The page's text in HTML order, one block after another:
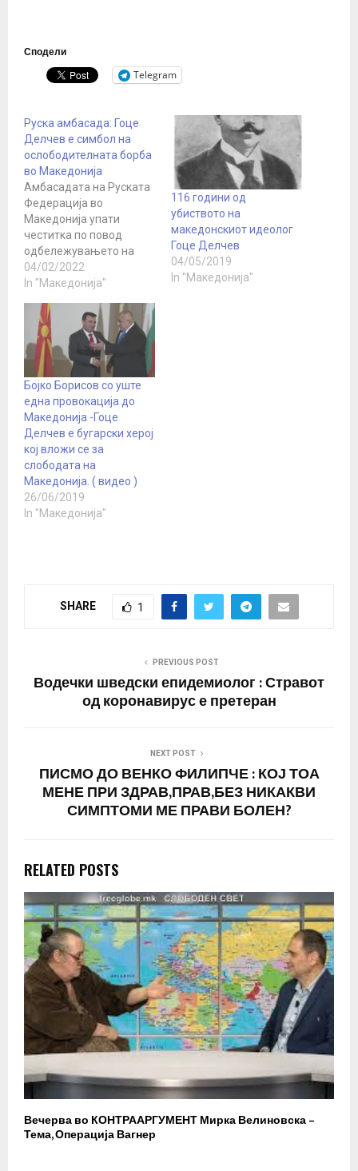
Сподели
Telegram
Руска амбасада: Гоце
Делчев е симбол на
ослободителната борба
во Македонија
Амбасадата на Руската
Федерација во
Македонија упати
честитка по повод
одбележувањето на
150-годишнината од
раѓањето на нашиот
„Денеска се
навршуваат 150 години
од раѓањето на Гоце
Делчев, народен херој
кој стана симбол на
ослободителната борба
во Македонија. Им ја
честитаме оваа
значајна годишнина на
сите кои ги…
04/02/2022
In "Македонија"
116 години од
убиството на
македонскиот идеолог
Гоце Делчев
04/05/2019
In "Македонија"
Бојко Борисов со уште
една провокација до
Македонија -Гоце
Делчев е бугарски херој
кој вложи се за
слободата на
Македонија. ( видео )
26/06/2019
In "Македонија"
SHARE 1
PREVIOUS POST
Водечки шведски епидемиолог : Стравот
од коронавирус е претеран
NEXT POST
ПИСМО ДО ВЕНКО ФИЛИПЧЕ : КОЈ ТОА
МЕНЕ ПРИ ЗДРАВ,ПРАВ,БЕЗ НИКАКВИ
СИМПТОМИ МЕ ПРАВИ БОЛЕН?
RELATED POSTS
Вечерва во КОНТРААРГУМЕНТ Мирка Велиновска –
Тема, Операција Вагнер